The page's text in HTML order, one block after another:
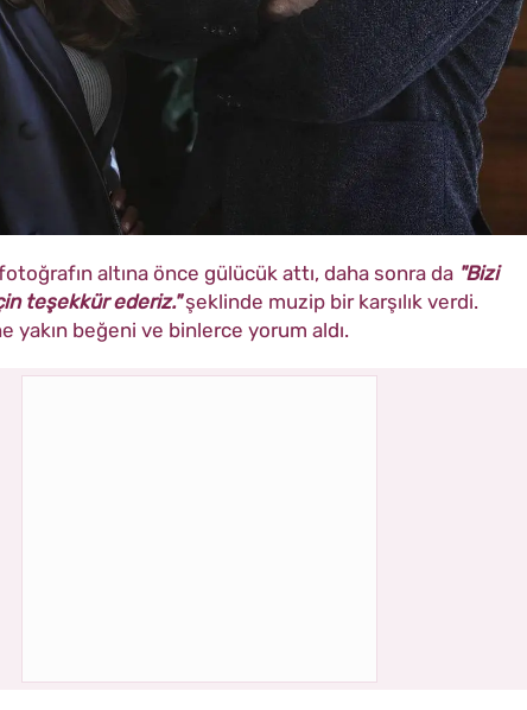
altına önce gülücük attı, daha sonra da "Bizi
teşekkür ederiz."şeklinde muzip bir karşılık verdi.
yakın beğeni ve binlerce yorum aldı.